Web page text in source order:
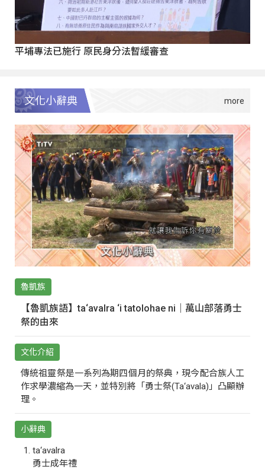
平埔專法已施行 原民身分法暫緩審查
文化小辭典
魯凱族
【魯凱族語】ta‘avalra ‘i tatolohae ni｜萬山部落勇士
祭的由來
文化介紹
傳統祖靈祭是一系列為期四個月的祭典，現今配合族人工
作求學濃縮為一天，並特別將「勇士祭(Ta‘avala)」凸顯辦
理。
小辭典
ta‘avalra
勇士成年禮